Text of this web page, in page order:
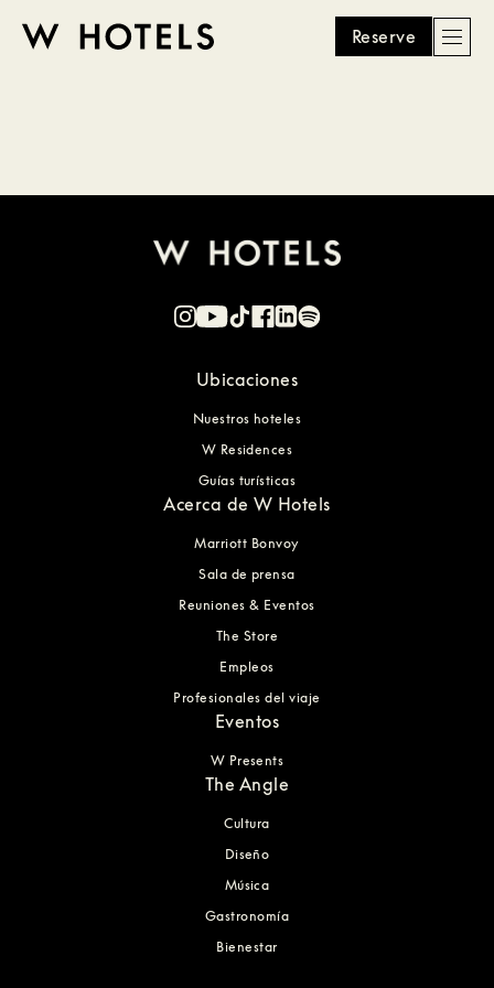
Reserve
Ubicaciones
Nuestros hoteles
W Residences
Guías turísticas
Acerca de W Hotels
Marriott Bonvoy
Sala de prensa
Reuniones & Eventos
The Store
Empleos
Profesionales del viaje
Eventos
W Presents
The Angle
Cultura
Diseño
Música
Gastronomía
Bienestar